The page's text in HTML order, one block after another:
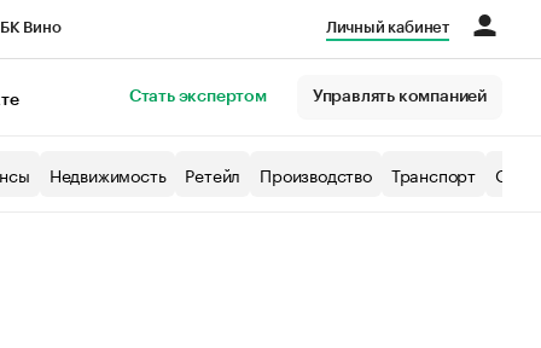
Вино Личный кабинет
Стать экспертом Управлять компанией
Недвижимость Ретейл Производство Транспорт